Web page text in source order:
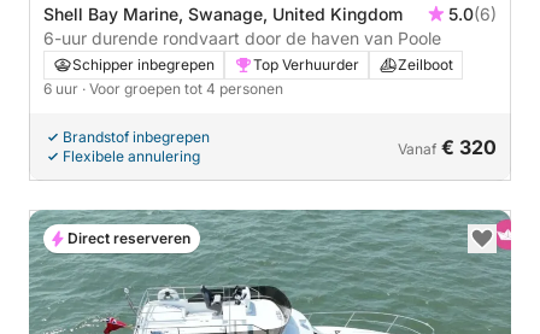
Shell Bay Marine, Swanage, United Kingdom 5.0(6)
6-uur durende rondvaart door de haven van Poole
Schipper inbegrepen Top Verhuurder
Zeilboot
6 uur · Voor groepen tot 4 personen
Brandstof inbegrepen
Flexibele annulering
Vanaf € 320
Direct reserveren